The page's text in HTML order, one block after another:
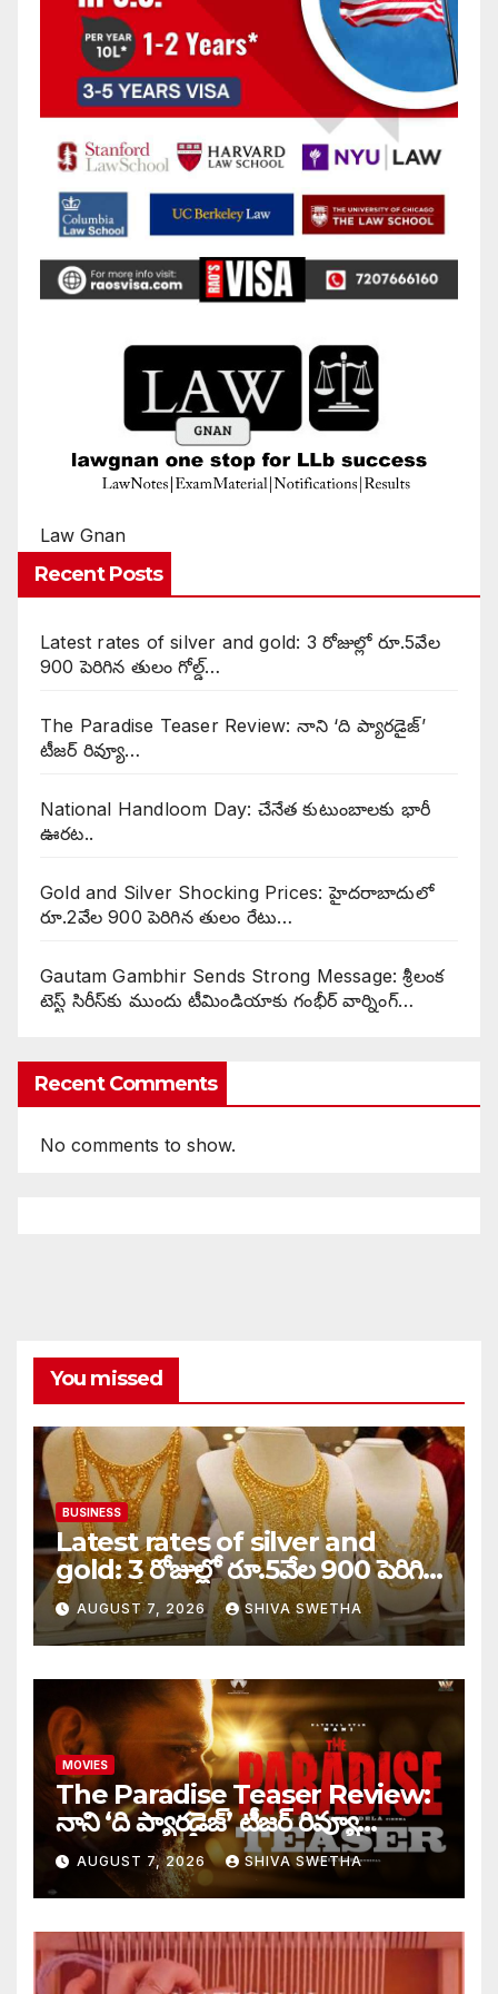
Law Gnan
Recent Posts
Latest rates of silver and gold: 3 రోజుల్లో రూ.5వేల
900 పెరిగిన తులం గోల్డ్…
The Paradise Teaser Review: నాని ‘ది ప్యారడైజ్’
టీజర్ రివ్యూ…
National Handloom Day: చేనేత కుటుంబాలకు భారీ
ఊరట..
Gold and Silver Shocking Prices: హైదరాబాదులో
రూ.2వేల 900 పెరిగిన తులం రేటు…
Gautam Gambhir Sends Strong Message: శ్రీలంక
టెస్ట్ సిరీస్‌కు ముందు టీమిండియాకు గంభీర్ వార్నింగ్…
Recent Comments
No comments to show.
You missed
BUSINESS
Latest rates of silver and
gold: 3 రోజుల్లో రూ.5వేల 900 పెరిగిన
తులం గోల్డ్…
AUGUST 7, 2026 SHIVA SWETHA
MOVIES
The Paradise Teaser Review:
నాని ‘ది ప్యారడైజ్’ టీజర్ రివ్యూ…
AUGUST 7, 2026 SHIVA SWETHA